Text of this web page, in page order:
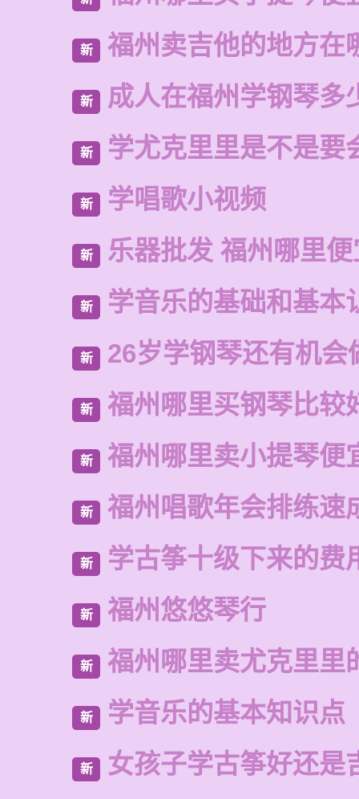
新 福州卖吉他的地方在
新 成人在福州学钢琴多
新 学尤克里里是不是要
新 学唱歌小视频
新 乐器批发 福州哪里
新 学音乐的基础和基本
新 26岁学钢琴还有机会
新 福州哪里买钢琴比较
新 福州哪里卖小提琴便
新 福州唱歌年会排练速
新 学古筝十级下来的费
新 福州悠悠琴行
新 福州哪里卖尤克里里
新 学音乐的基本知识点
新 女孩子学古筝好还是